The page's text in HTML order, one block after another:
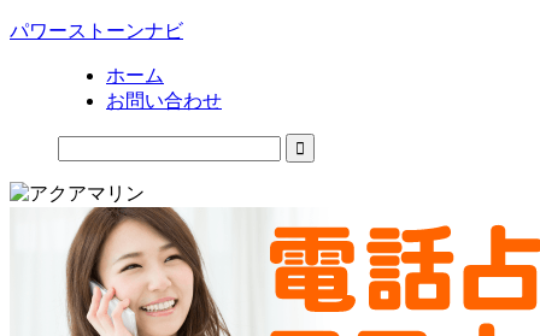
パワーストーンナビ
ホーム
お問い合わせ